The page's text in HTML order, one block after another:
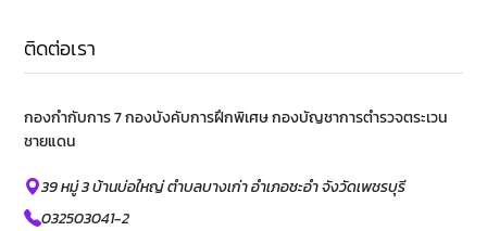
ติดต่อเรา
กองกำกับการ 7 กองบังคับการฝึกพิเศษ กองบัญชาการตำรวจตระเวน
ชายแดน
39 หมู่ 3 บ้านบ่อใหญ่ ตำบลบางเก่า อำเภอชะอำ จังวัดเพชรบุรี
032503041-2